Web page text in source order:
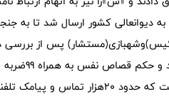
به دیوانعالی کشور ارسال شد تا
پس از
دادگاه
ها رد و بدل شده است.